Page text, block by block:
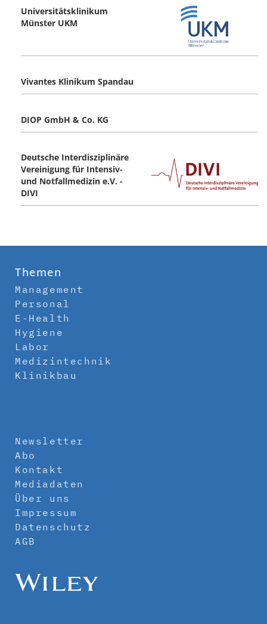
Universitätsklinikum
Münster UKM
Vivantes Klinikum Spandau
DIOP GmbH & Co. KG
Deutsche Interdisziplinäre
Vereinigung für Intensiv-
und Notfallmedizin e.V. -
DIVI
Themen
Management
Personal
E-Health
Hygiene
Labor
Medizintechnik
Klinikbau
Newsletter
Abo
Kontakt
Mediadaten
Über uns
Impressum
Datenschutz
AGB